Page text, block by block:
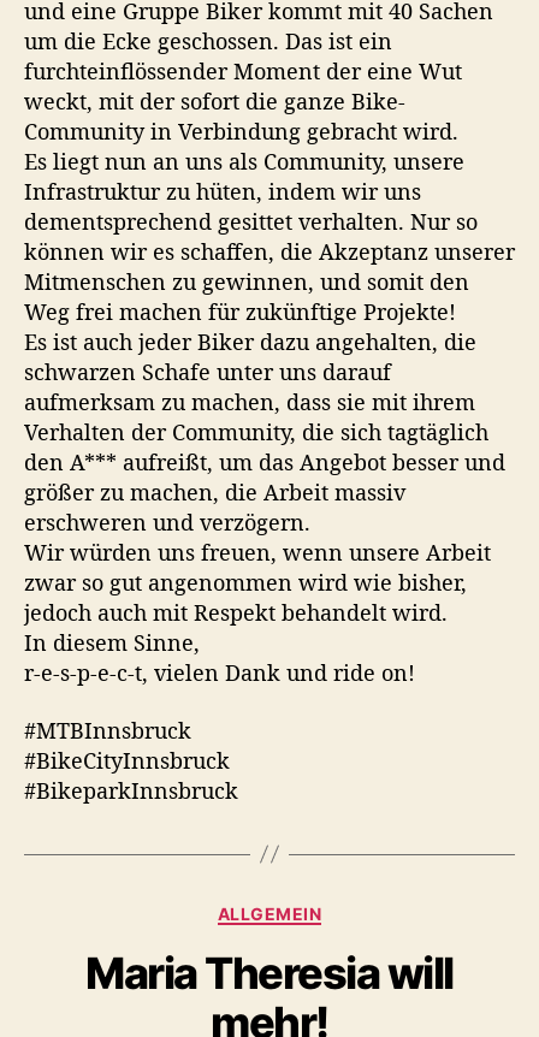
“
l
e
r
w
e
g
)
und eine Gruppe Biker kommt mit 40 Sachen
um die Ecke geschossen. Das ist ein
furchteinflössender Moment der eine Wut
weckt, mit der sofort die ganze Bike-
Community in Verbindung gebracht wird.
Es liegt nun an uns als Community, unsere
Infrastruktur zu hüten, indem wir uns
dementsprechend gesittet verhalten. Nur so
können wir es schaffen, die Akzeptanz unserer
Mitmenschen zu gewinnen, und somit den
Weg frei machen für zukünftige Projekte!
Es ist auch jeder Biker dazu angehalten, die
schwarzen Schafe unter uns darauf
aufmerksam zu machen, dass sie mit ihrem
Verhalten der Community, die sich tagtäglich
den A*** aufreißt, um das Angebot besser und
größer zu machen, die Arbeit massiv
erschweren und verzögern.
Wir würden uns freuen, wenn unsere Arbeit
zwar so gut angenommen wird wie bisher,
jedoch auch mit Respekt behandelt wird.
In diesem Sinne,
r-e-s-p-e-c-t, vielen Dank und ride on!
#MTBInnsbruck
#BikeCityInnsbruck
#BikeparkInnsbruck
K
t
e
g
ALLGEMEIN
Maria Theresia will
mehr!